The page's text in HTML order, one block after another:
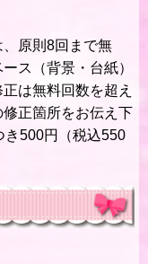
原則8回まで無
ス（背景・台紙）
正は無料回数を超え
正箇所をお伝え下
き500円（税込550